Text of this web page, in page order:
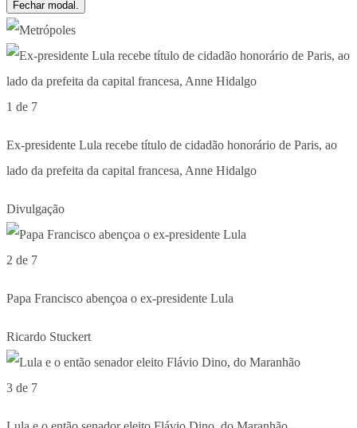
Fechar modal.
1 de 7
Ex-presidente Lula recebe título de cidadão honorário de Paris, ao
lado da prefeita da capital francesa, Anne Hidalgo
Divulgação
2 de 7
Papa Francisco abençoa o ex-presidente Lula
Ricardo Stuckert
3 de 7